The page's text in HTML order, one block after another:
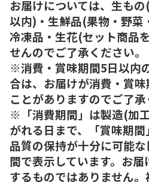
お届けについては、生も
以内)・生鮮品(果物・野菜
冷凍品・生花(セット商品
せんのでご了承ください。
※消費・賞味期間5日以内
合は、お届けが消費・賞
ことがありますのでご了承
※「消費期間」は製造(加
がれる日まで、「賞味期
品質の保持が十分に可能
間で表示しています。お
するものではありません